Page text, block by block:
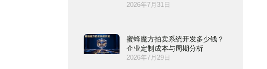
2026年7月31日
蜜蜂魔方拍卖系统开发多少钱？
企业定制成本与周期分析
2026年7月29日